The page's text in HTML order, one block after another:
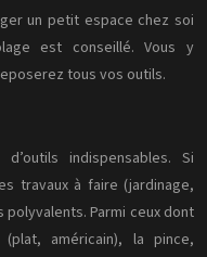
un petit espace chez soi
est conseillé. Vous y
tous vos outils.
indispensables. Si
travaux à faire (jardinage,
Parmi ceux dont
américain), la pince,